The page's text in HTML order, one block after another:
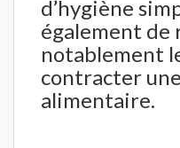
d’hygiène
également de
notablement
contracter
alimentaire.